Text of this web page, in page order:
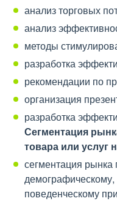
анализ торговых
анализ
методы
разработка
рекомендации по
организация
разработка
Сегментация
товара или услуг
сегментация рынка
поведенческому